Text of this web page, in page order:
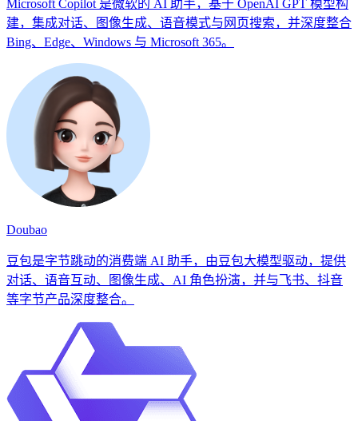
Microsoft Copilot 是微软的 AI 助手，基于 OpenAI GPT 模型构
建，集成对话、图像生成、语音模式与网页搜索，并深度整合
Bing、Edge、Windows 与 Microsoft 365。
Doubao
豆包是字节跳动的消费端 AI 助手，由豆包大模型驱动，提供
对话、语音互动、图像生成、AI 角色扮演，并与飞书、抖音
等字节产品深度整合。